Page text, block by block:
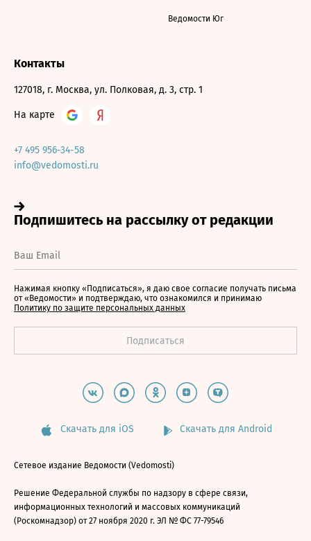
Ведомости Юг
Контакты
127018, г. Москва, ул. Полковая, д. 3, стр. 1
На карте
+7 495 956-34-58
info@vedomosti.ru
Нажимая кнопку «Подписаться», я даю свое согласие получать письма
от «Ведомости» и подтверждаю, что ознакомился и принимаю
Политику по защите персональных данных
Скачать для iOS Скачать для Android
Сетевое издание Ведомости (Vedomosti)
Решение Федеральной службы по надзору в сфере связи,
информационных технологий и массовых коммуникаций
(Роскомнадзор) от 27 ноября 2020 г. ЭЛ № ФС 77-79546